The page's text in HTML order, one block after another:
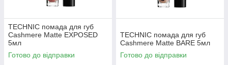
TECHNIC помада для губ
Cashmere Matte EXPOSED
5мл
Готово до відправки
TECHNIC помада для губ
Cashmere Matte BARE 5мл
Готово до відправки